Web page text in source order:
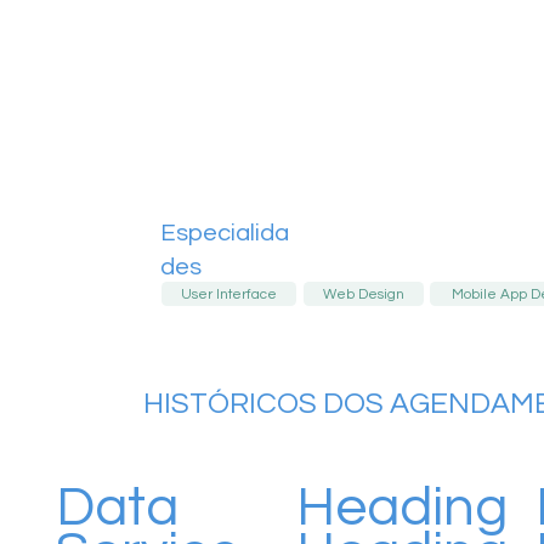
Especialida
des
User Interface Web Design Mobile App
HISTÓRICOS DOS
Data
Heading